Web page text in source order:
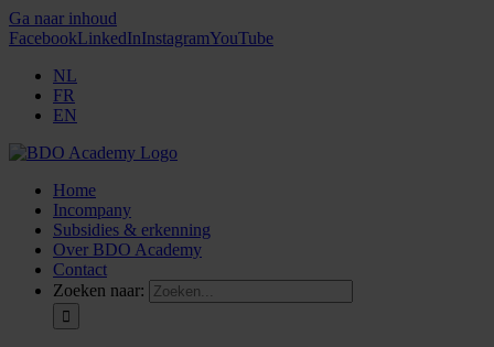
Ga naar inhoud
FacebookLinkedInInstagramYouTube
NL
FR
EN
Home
Incompany
Subsidies & erkenning
Over BDO Academy
Contact
Zoeken naar: